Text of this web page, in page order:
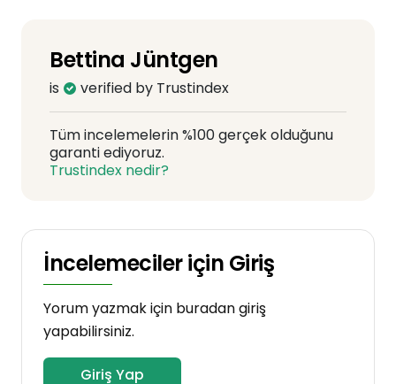
Bettina Jüntgen
is verified by Trustindex
Tüm incelemelerin %100 gerçek olduğunu
garanti ediyoruz.
Trustindex nedir?
İncelemeciler için Giriş
Yorum yazmak için buradan giriş
yapabilirsiniz.
Giriş Yap